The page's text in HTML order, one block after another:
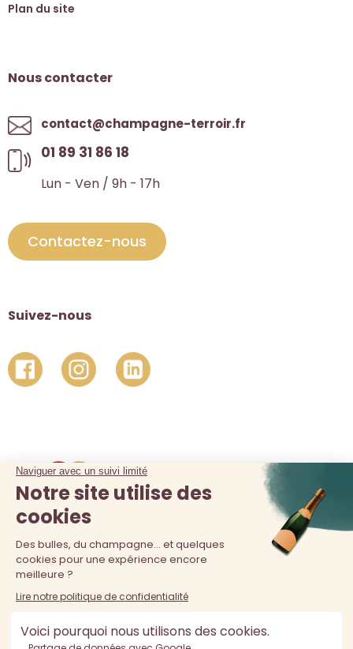
Plan du site
Nous contacter
contact@champagne-terroir.fr
01 89 31 86 18
Lun - Ven / 9h - 17h
Contactez-nous
Suivez-nous
La vente d'alcool est interdite au moins de 18 ans. L'abus
d'alcool est dangereux pour la santé, à consommer avec
modération.